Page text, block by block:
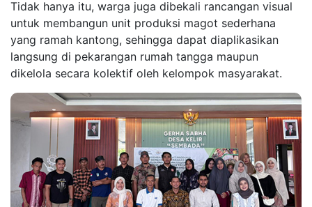
Tidak hanya itu, warga juga dibekali rancangan visual
untuk membangun unit produksi magot sederhana
yang ramah kantong, sehingga dapat diaplikasikan
langsung di pekarangan rumah tangga maupun
dikelola secara kolektif oleh kelompok masyarakat.